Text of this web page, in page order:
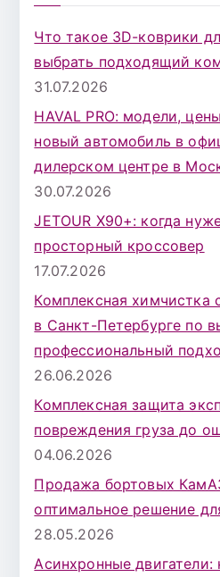
Что такое 3D-коврики
выбрать подходящий
31.07.2026
HAVAL PRO: модели,
новый автомобиль в
дилерском центре в
30.07.2026
JETOUR X90+: когда
просторный кроссовер
17.07.2026
Комплексная химчистка
в Санкт-Петербурге по
профессиональный
26.06.2026
Комплексная защита
повреждения груза до
04.06.2026
Продажа бортовых
оптимальное решение
28.05.2026
Асинхронные